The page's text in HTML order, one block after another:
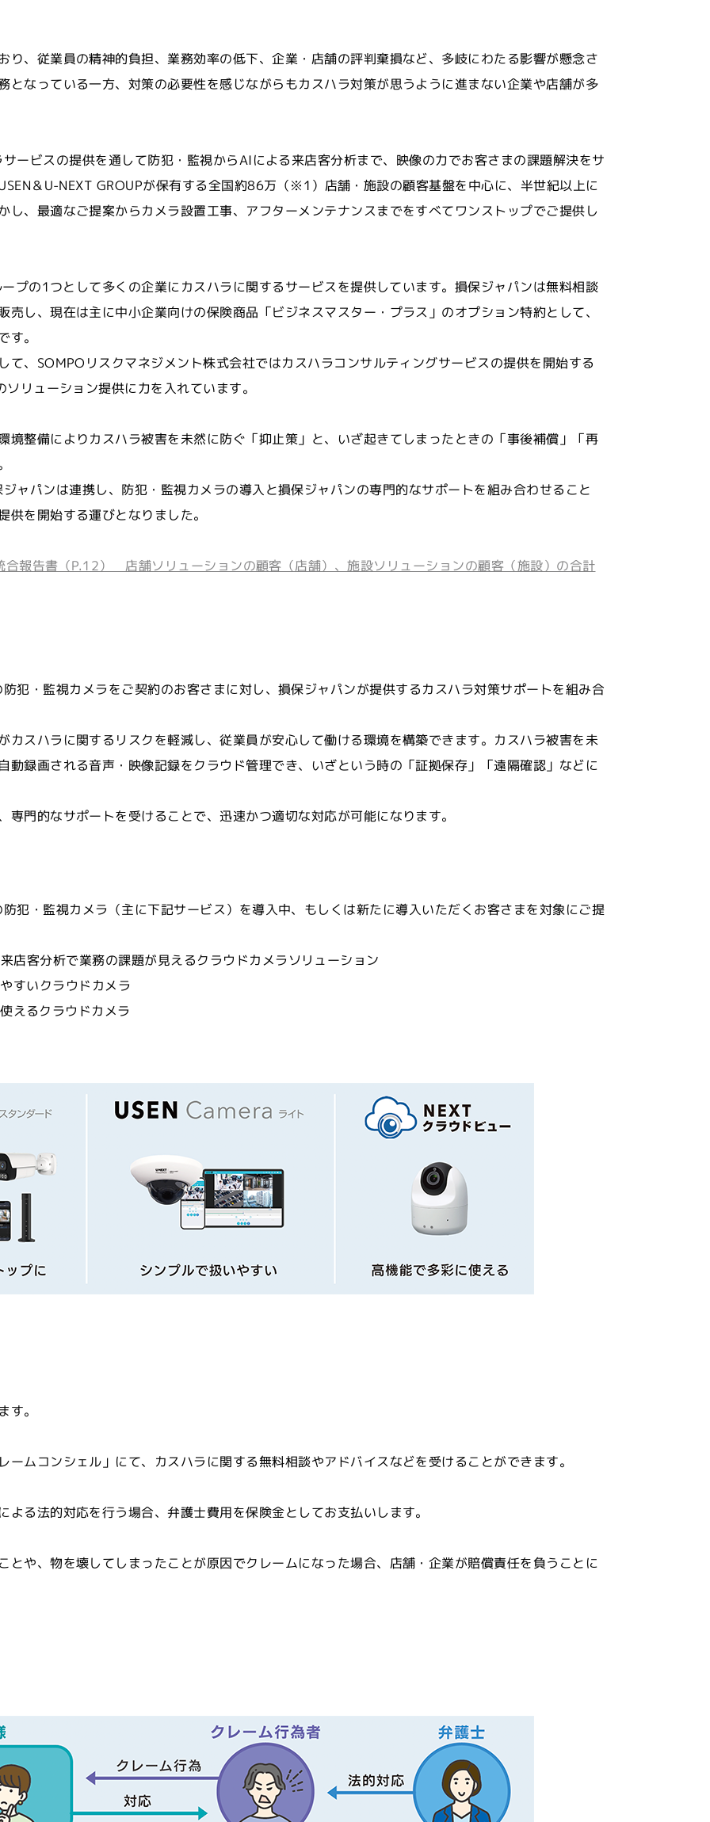
り、従業員の精神的負担、業務効率の低下、企業・店舗の評判棄損など、多岐にわたる影響が懸念さ
となっている一方、対策の必要性を感じながらもカスハラ対策が思うように進まない企業や店舗が多
ービスの提供を通して防犯・監視からAIによる来店客分析まで、映像の力でお客さまの課題解決をサ
＆U-NEXT GROUPが保有する全国約86万（※1） 店舗・施設の顧客基盤を中心に、半世紀以上に
し、最適なご提案からカメラ設置工事、アフターメンテナンスまでをすべてワンストップでご提供し
プの1つとして多くの企業にカスハラに関するサービスを提供しています。損保ジャパンは無料相談
し、現在は主に中小企業向けの保険商品「ビジネスマスター・プラス」のオプション特約として、
。
て、SOMPOリスクマネジメント株式会社ではカスハラコンサルティングサービスの提供を開始する
リューション提供に力を入れています。
境整備によりカスハラ被害を未然に防ぐ「抑止策」と、いざ起きてしまったときの「事後補償」「再
ャパンは連携し、防犯・監視カメラの導入と損保ジャパンの専門的なサポートを組み合わせること
を開始する運びとなりました。
報告書（P.12） 店舗ソリューションの顧客（店舗）、施設ソリューションの顧客（施設）の合計
犯・監視カメラをご契約のお客さまに対し、損保ジャパンが提供するカスハラ対策サポートを組み合
カスハラに関するリスクを軽減し、従業員が安心して働ける環境を構築できます。カスハラ被害を未
動録画される音声・映像記録をクラウド管理でき、いざという時の「証拠保存」「遠隔確認」などに
門的なサポートを受けることで、迅速かつ適切な対応が可能になります。
犯・監視カメラ（主に下記サービス）を導入中、もしくは新たに導入いただくお客さまを対象にご提
分析で業務の課題が見えるクラウドカメラソリューション
すいクラウドカメラ
えるクラウドカメラ
。
ムコンシェル」にて、カスハラに関する無料相談やアドバイスなどを受けることができます。
る法的対応を行う場合、弁護士費用を保険金としてお支払いします。
とや、物を壊してしまったことが原因でクレームになった場合、店舗・企業が賠償責任を負うことに